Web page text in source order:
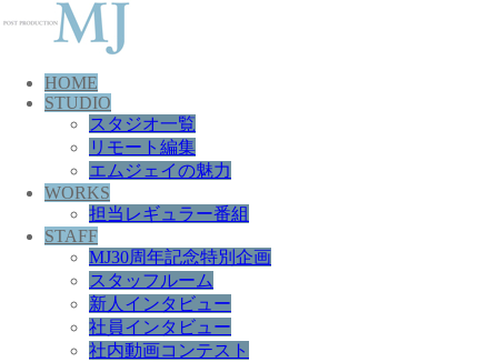
HOME
STUDIO
スタジオ一覧
リモート編集
エムジェイの魅力
WORKS
担当レギュラー番組
STAFF
MJ30周年記念特別企画
スタッフルーム
新人インタビュー
社員インタビュー
社内動画コンテスト